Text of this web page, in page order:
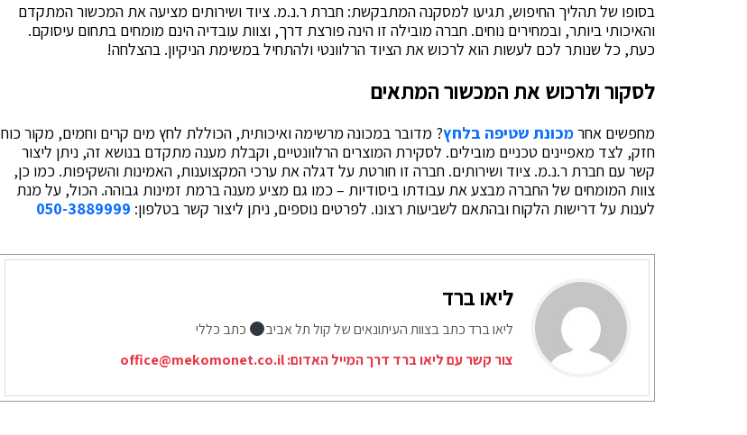
בסופו של תהליך החיפוש, תגיעו למסקנה המתבקשת: חברת ר.נ.מ. ציוד ושירותים מציעה את המכשור המתקדם
והאיכותי ביותר, ובמחירים נוחים. חברה מובילה זו הינה פורצת דרך, וצוות עובדיה הינם מומחים בתחום עיסוקם.
כעת, כל שנותר לכם לעשות הוא לרכוש את הציוד הרלוונטי ולהתחיל במשימת הניקיון. בהצלחה!
לסקור ולרכוש את המכשור המתאים
מחפשים אחרמכונת שטיפה בלחץ? מדובר במכונה מרשימה ואיכותית, הכוללת לחץ מים קרים וחמים, מקור כוח
חזק, לצד מאפיינים טכניים מובילים. לסקירת המוצרים הרלוונטיים, וקבלת מענה מתקדם בנושא זה, ניתן ליצור
קשר עם חברת ר.נ.מ. ציוד ושירותים. חברה זו חורטת על דגלה את ערכי המקצוענות, האמינות והשקיפות. כמו כן,
צוות המומחים של החברה מבצע את עבודתו ביסודיות – כמו גם מציע מענה ברמת זמינות גבוהה. הכול, על מנת
לענות על דרישות הלקוח ובהתאם לשביעות רצונו. לפרטים נוספים, ניתן ליצור קשר בטלפון: 050-3889999
ליאו ברד
ליאו ברד כתב בצוות העיתונאים של קול תל אביב
כתב כללי
צור קשר עם ליאו ברד דרך המייל האדום:office@mekomonet.co.il